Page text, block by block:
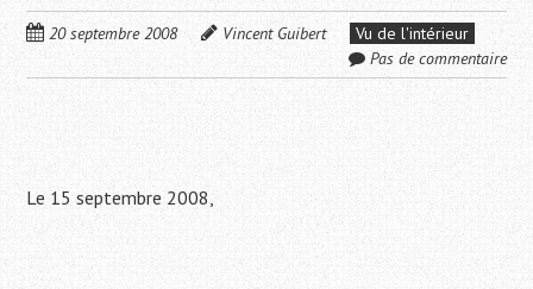
20 septembre 2008 Vincent Guibert
Vu de l'intérieur
Pas de commentaire
Le 15 septembre 2008,